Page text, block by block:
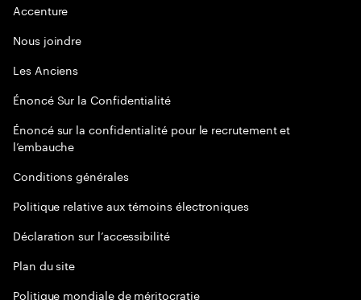
Accenture
Nous joindre
Les Anciens
Énoncé Sur la Confidentialité
Énoncé sur la confidentialité pour le recrutement et
l’embauche
Conditions générales
Politique relative aux témoins électroniques
Déclaration sur l’accessibilité
Plan du site
Politique mondiale de méritocratie